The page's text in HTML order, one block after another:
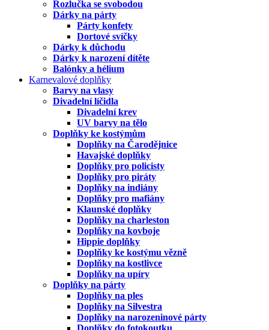
Rozlučka se svobodou
Dárky na párty
Párty konfety
Dortové svíčky
Dárky k důchodu
Dárky k narození dítěte
Balónky a hélium
Karnevalové doplňky
Barvy na vlasy
Divadelní líčidla
Divadelní krev
UV barvy na tělo
Doplňky ke kostýmům
Doplňky na Čarodějnice
Havajské doplňky
Doplňky pro policisty
Doplňky pro piráty
Doplňky na indiány
Doplňky pro mafiány
Klaunské doplňky
Doplňky na charleston
Doplňky na kovboje
Hippie doplňky
Doplňky ke kostýmu vězně
Doplňky na kostlivce
Doplňky na upíry
Doplňky na párty
Doplňky na ples
Doplňky na Silvestra
Doplňky na narozeninové párty
Doplňky do fotokoutku